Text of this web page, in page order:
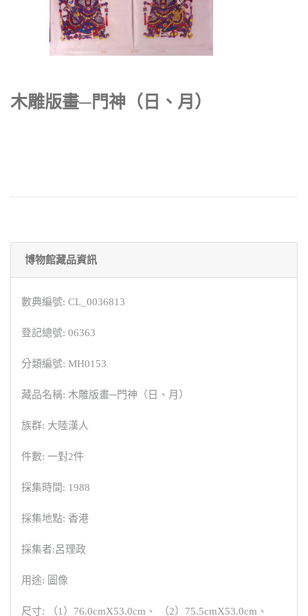
木雕版畫─門神（日、月）
博物館藏品資訊
數典編號: CL_0036813
登記總號: 06363
分類編號: MH0153
藏品名稱: 木雕版畫─門神（日、月）
族群: 大陸漢人
件數: 一對2件
採集時間: 1988
採集地點: 香港
採集者:呂理政
用途: 圖像
尺寸: （1）76.0cmX53.0cm、 （2）75.5cmX53.0cm、